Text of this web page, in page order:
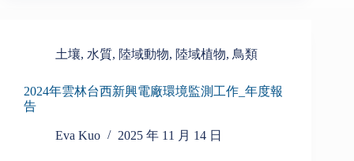
土壤, 水質, 陸域動物, 陸域植物, 鳥類
2024年雲林台西新興電廠環境監測工作_年度報
告
Eva Kuo 2025 年 11 月 14 日